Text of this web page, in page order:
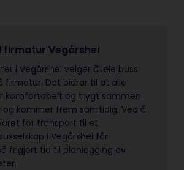
firmatur Vegårshei
i Vegårshei velger å leie buss
firmatur. Det bidrar til at alle
komfortabelt og trygt sammen
og kommer frem samtidig. Ved å
for transport til et
i Vegårshei får
frigjort tid til planlegging av